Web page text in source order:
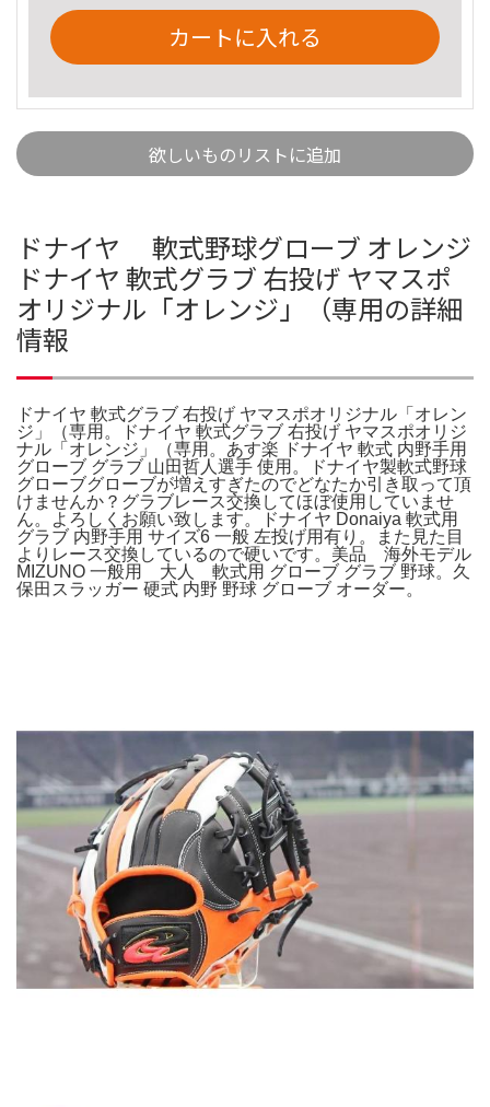
カートに入れる
欲しいものリストに追加
ドナイヤ 軟式野球グローブ オレンジ
ドナイヤ 軟式グラブ 右投げ ヤマスポ
オリジナル「オレンジ」（専用の詳細
情報
ドナイヤ 軟式グラブ 右投げ ヤマスポオリジナル「オレン
ジ」（専用。ドナイヤ 軟式グラブ 右投げ ヤマスポオリジ
ナル「オレンジ」（専用。あす楽 ドナイヤ 軟式 内野手用
グローブ グラブ 山田哲人選手 使用。ドナイヤ製軟式野球
グローブグローブが増えすぎたのでどなたか引き取って頂
けませんか？グラブレース交換してほぼ使用していませ
ん。よろしくお願い致します。ドナイヤ Donaiya 軟式用
グラブ 内野手用 サイズ6 一般 左投げ用有り。また見た目
よりレース交換しているので硬いです。美品 海外モデル
MIZUNO 一般用 大人 軟式用 グローブ グラブ 野球。久
保田スラッガー 硬式 内野 野球 グローブ オーダー。